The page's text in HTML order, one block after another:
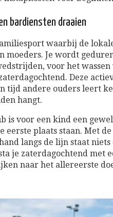
bardiensten draaien
waarbij de
moeders. Je wordt
voor het
Deze
tijd andere ouders leert
hangt.
is voor een kind een
eerste plaats staan. Met
langs de lijn staat
je zaterdagochtend met
naar het allereerste